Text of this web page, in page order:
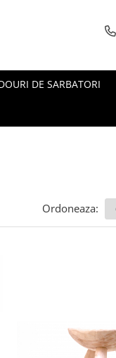
DE SARBATORI
Ordoneaza: